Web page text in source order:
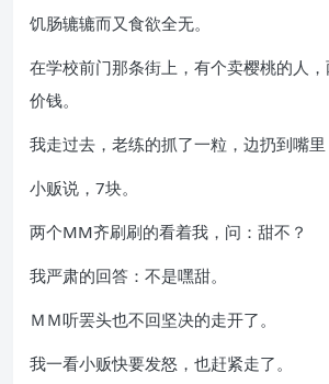
饥肠辘辘而又食欲全无。
在学校前门那条街上，有个卖樱桃的人
价钱。
我走过去，老练的抓了一粒，边扔到嘴里
小贩说，7块。
两个MM齐刷刷的看着我，问：甜不？
我严肃的回答：不是嘿甜。
ＭＭ听罢头也不回坚决的走开了。
我一看小贩快要发怒，也赶紧走了。